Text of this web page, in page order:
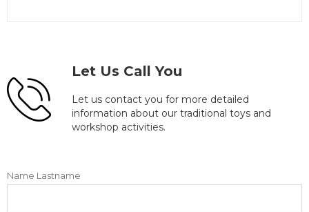
Let Us Call You
Let us contact you for more detailed
information about our traditional toys and
workshop activities.
Name Lastname